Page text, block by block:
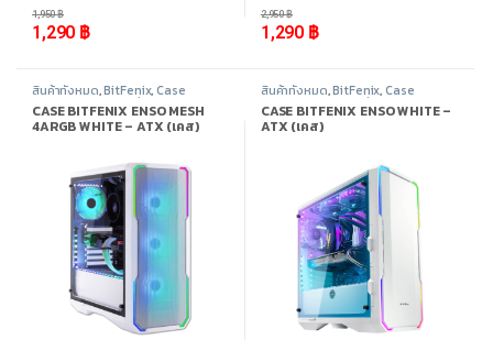
1,290 ฿
1,950฿
1,290 ฿
2,950฿
สินค้าทั้งหมด,BitFenix, Case
Computer - เคสเปล่า
คอมพิวเตอร์
CASE BITFENIX ENSO MESH
4ARGB WHITE – ATX (เคส)
สินค้าทั้งหมด,BitFenix, Case
Computer - เคสเปล่า
คอมพิวเตอร์
CASE BITFENIX ENSO WHITE –
ATX (เคส)
46%